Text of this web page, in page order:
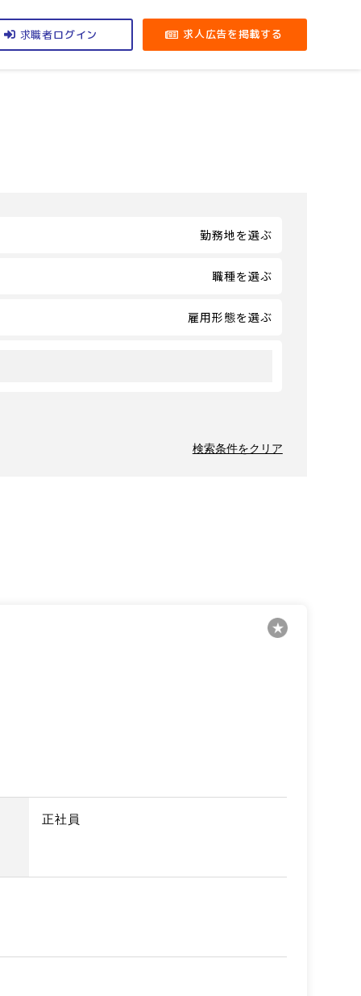
求職者ログイン 求人広告を掲載する
勤務地を選ぶ
職種を選ぶ
雇用形態を選ぶ
正社員